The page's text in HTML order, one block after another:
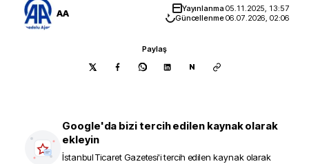
AA Yayınlanma05.11.2025, 13:57
Güncellenme06.07.2026, 02:06
Paylaş
N
Google'da bizi tercih edilen kaynak olarak
ekleyin
İstanbul Ticaret Gazetesi'i tercih edilen kaynak olarak